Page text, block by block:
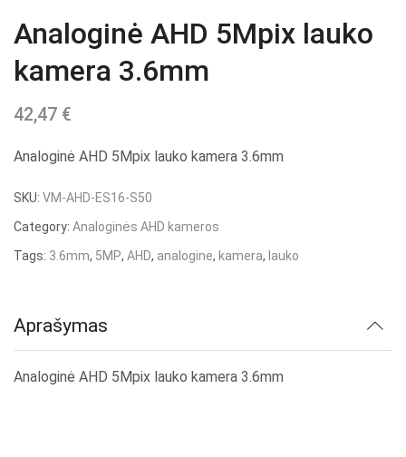
Analoginė AHD 5Mpix lauko
kamera 3.6mm
42,47 €
Analoginė AHD 5Mpix lauko kamera 3.6mm
SKU: VM-AHD-ES16-S50
Category: Analoginės AHD kameros
Tags: 3.6mm, 5MP, AHD, analogine, kamera, lauko
Aprašymas
Analoginė AHD 5Mpix lauko kamera 3.6mm